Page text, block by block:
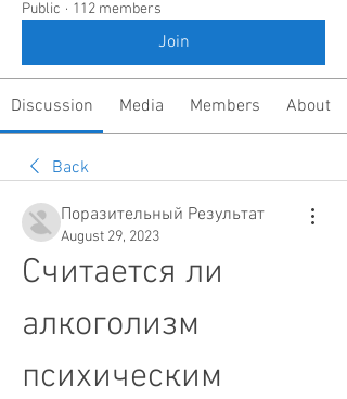
Public · 112 members
Join
Discussion Media Members About
Back
Поразительный Результат
August 29, 2023
Считается ли
алкоголизм
психическим